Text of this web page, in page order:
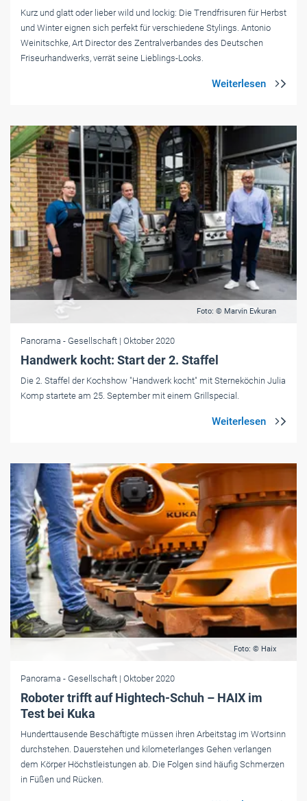
Kurz und glatt oder lieber wild und lockig: Die Trendfrisuren für Herbst
und Winter eignen sich perfekt für verschiedene Stylings. Antonio
Weinitschke, Art Director des Zentralverbandes des Deutschen
Friseurhandwerks, verrät seine Lieblings-Looks.
Foto: © Marvin Evkuran
Panorama - Gesellschaft | Oktober 2020
Handwerk kocht: Start der 2. Staffel
Die 2. Staffel der Kochshow "Handwerk kocht" mit Sterneköchin Julia
Komp startete am 25. September mit einem Grillspecial.
Foto: © Haix
Panorama - Gesellschaft | Oktober 2020
Roboter trifft auf Hightech-Schuh – HAIX im
Test bei Kuka
Hunderttausende Beschäftigte müssen ihren Arbeitstag im Wortsinn
durchstehen. Dauerstehen und kilometerlanges Gehen verlangen
dem Körper Höchstleistungen ab. Die Folgen sind häufig Schmerzen
in Füßen und Rücken.